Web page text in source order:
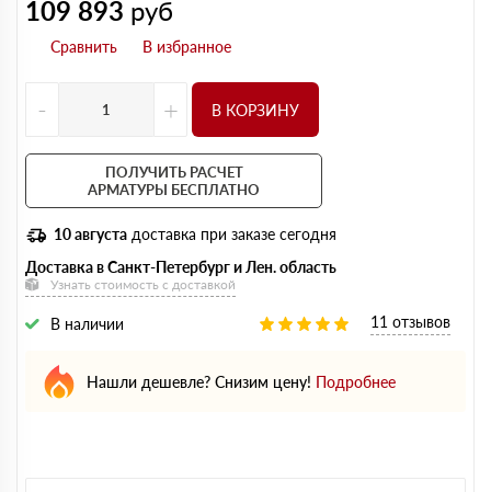
109 893 руб
- + В КОРЗИНУ
ПОЛУЧИТЬ РАСЧЕТ
АРМАТУРЫ БЕСПЛАТНО
10 августа доставка при заказе сегодня
Доставка в Санкт-Петербург и Лен. область
Узнать стоимость с доставкой
В наличии 11 отзывов
Нашли дешевле? Снизим цену! Подробнее